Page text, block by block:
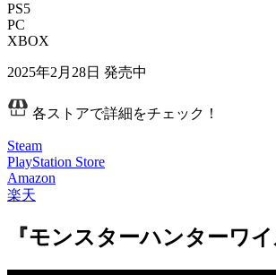
PS5
PC
XBOX
2025年2月28日 発売中
各ストアで詳細をチェック！
Steam
PlayStation Store
Amazon
楽天
『モンスターハンターワ